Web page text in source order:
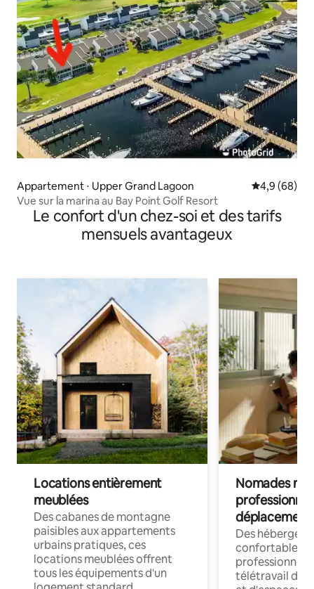
Appartement ⋅ Upper Grand Lagoon Évaluation
4,9 (68)
Vue sur la marina au Bay Point Golf Resort
Le confort d'un chez-soi et des tarifs
mensuels avantageux
Locations entièrement
meublées
Des cabanes de montagne
paisibles aux appartements
urbains pratiques, ces
locations meublées offrent
tous les équipements d'un
Nomades
déplacement
Des
confortables
professionnels
télétravail